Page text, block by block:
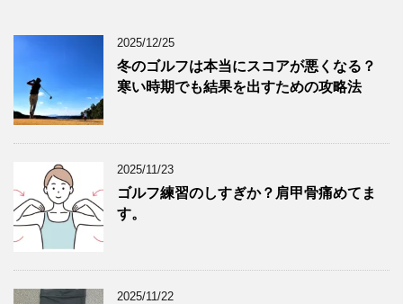
2025/12/25
冬のゴルフは本当にスコアが悪くなる？
寒い時期でも結果を出すための攻略法
2025/11/23
ゴルフ練習のしすぎか？肩甲骨痛めてま
す。
2025/11/22